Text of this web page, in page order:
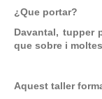
¿Que
Davantal, tupper
que sobre i
Aquest taller